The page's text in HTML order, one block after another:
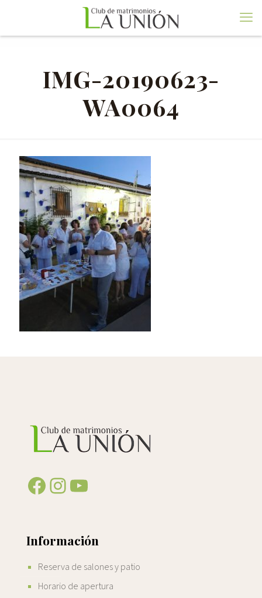
IMG-20190623-
WA0064
Facebook
Instagram
YouTube
Información
Reserva de salones y patio
Horario de apertura